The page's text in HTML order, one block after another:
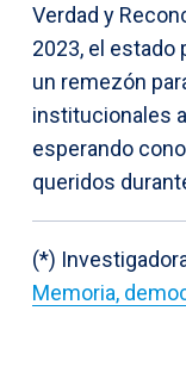
Verdad y
2023, el estado
un remezón
institucionales
esperando
queridos
(*)
Memoria,